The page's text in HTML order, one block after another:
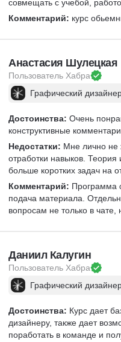
совмещать с учебой,
Комментарий: курс
Анастасия Шулецкая
Пользователь Хабра
Графический
Достоинства: Очень
конструктивные
Недостатки: Мне лично не
отработки навыков. Теория
больше коротких задач на
Комментарий: Программа
подача материала.
вопросам не только в
Даниил Калугин
Пользователь Хабра
Графический
Достоинства: Курс дает
дизайнеру, также дает
поработать в команде и